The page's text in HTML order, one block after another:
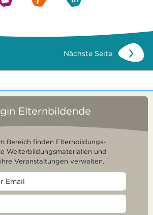
Nächste Seite
Elternbildende
Bereich finden Elternbildungs-
Weiterbildungsmaterialien und
Veranstaltungen verwalten.